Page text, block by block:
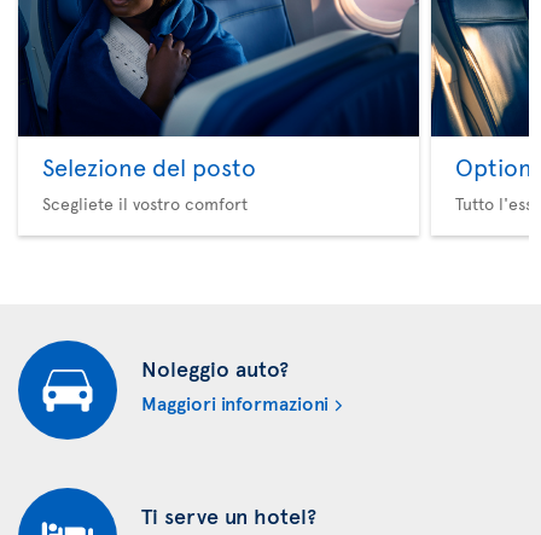
Selezione del posto
Scegliete il vostro comfort
Option
Tutto
Noleggio auto?
Maggiori informazioni
Ti serve un hotel?